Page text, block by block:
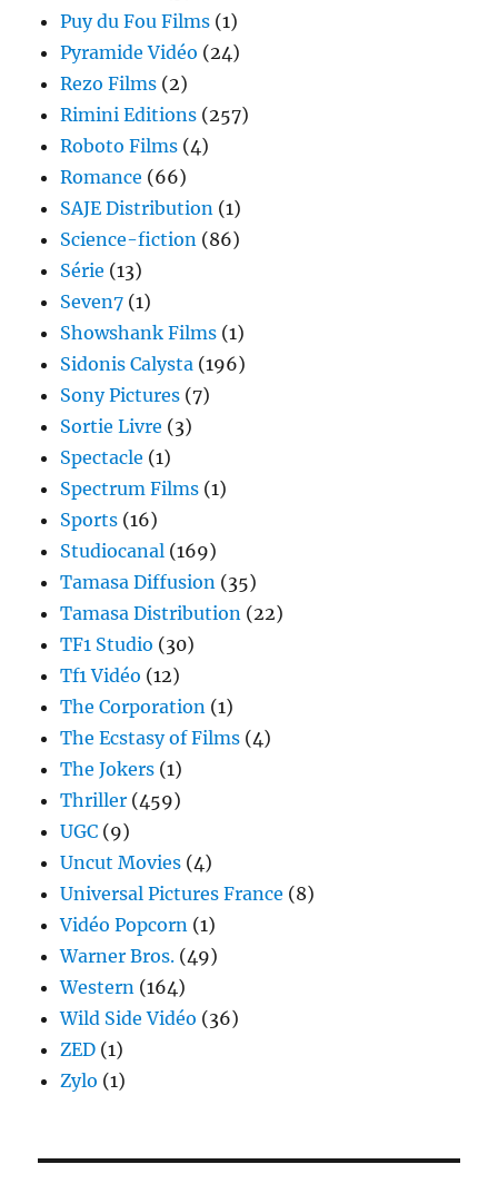
Puy du Fou Films (1)
Pyramide Vidéo (24)
Rezo Films (2)
Rimini Editions (257)
Roboto Films (4)
Romance (66)
SAJE Distribution (1)
Science-fiction (86)
Série (13)
Seven7 (1)
Showshank Films (1)
Sidonis Calysta (196)
Sony Pictures (7)
Sortie Livre (3)
Spectacle (1)
Spectrum Films (1)
Sports (16)
Studiocanal (169)
Tamasa Diffusion (35)
Tamasa Distribution (22)
TF1 Studio (30)
Tf1 Vidéo (12)
The Corporation (1)
The Ecstasy of Films (4)
The Jokers (1)
Thriller (459)
UGC (9)
Uncut Movies (4)
Universal Pictures France (8)
Vidéo Popcorn (1)
Warner Bros. (49)
Western (164)
Wild Side Vidéo (36)
ZED (1)
Zylo (1)